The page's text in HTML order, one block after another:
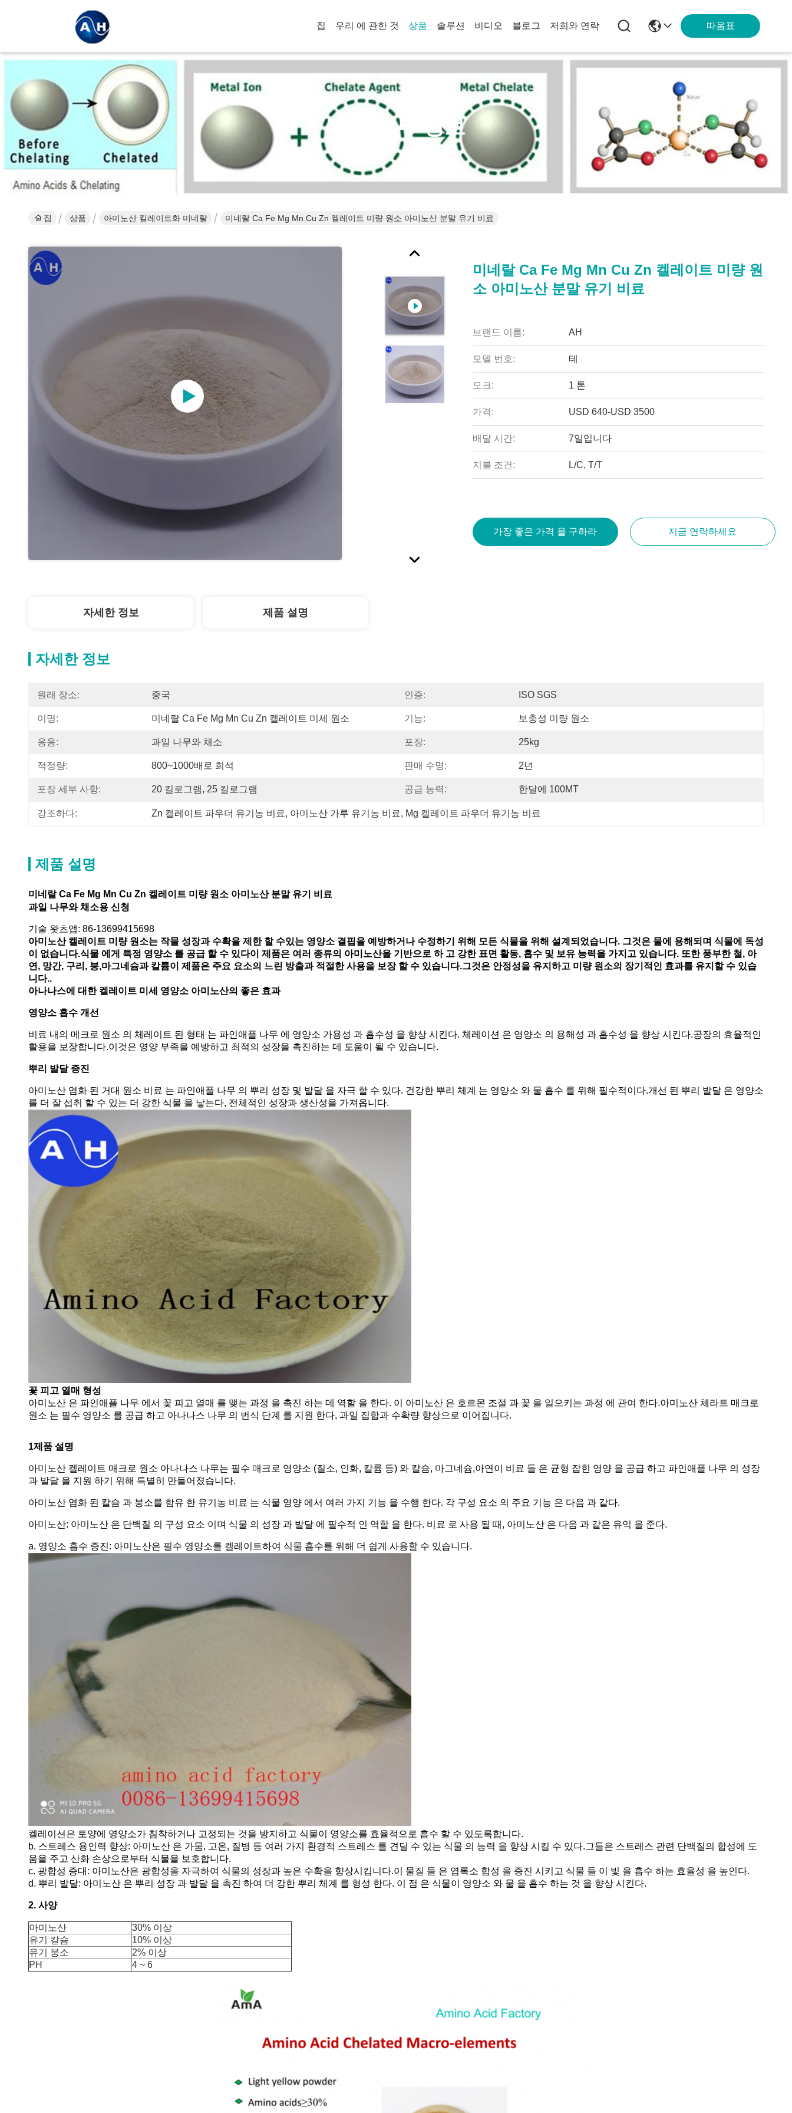
집 우리 에 관한 것 상품 솔루션 비디오 블로그 저희와 연락 따옴표
제품 세부 정보
집 상품 아미노산 킬레이트화 미네랄 미네랄 Ca Fe Mg Mn Cu Zn 켈레이트 미량 원소 아미노산 분말 유기 비료
미네랄 Ca Fe Mg Mn Cu Zn 켈레이트 미량 원
소 아미노산 분말 유기 비료
브랜드 이름: AH
모델 번호: 테
모크: 1 톤
가격: USD 640-USD 3500
배달 시간: 7일입니다
지불 조건: L/C, T/T
가장 좋은 가격 을 구하라 지금 연락하세요
자세한 정보 제품 설명
자세한 정보
원래 장소: 중국 인증: ISO SGS
이명: 미네랄 Ca Fe Mg Mn Cu Zn 켈레이트 미세 원소 기능: 보충성 미량 원소
응용: 과일 나무와 채소 포장: 25kg
적정량: 800~1000배로 희석 판매 수명: 2년
포장 세부 사항: 20 킬로그램, 25 킬로그램 공급 능력: 한달에 100MT
강조하다: Zn 켈레이트 파우더 유기농 비료, 아미노산 가루 유기농 비료, Mg 켈레이트 파우더 유기농 비료
제품 설명
미네랄 Ca Fe Mg Mn Cu Zn 켈레이트 미량 원소 아미노산 분말 유기 비료
과일 나무와 채소용 신청
기술 왓츠앱: 86-13699415698
아미노산 켈레이트 미량 원소는 작물 성장과 수확을 제한 할 수있는 영양소 결핍을 예방하거나 수정하기 위해 모든 식물을 위해 설계되었습니다. 그것은 물에 용해되며 식물에 독성
이 없습니다.식물 에게 특정 영양소 를 공급 할 수 있다이 제품은 여러 종류의 아미노산을 기반으로 하 고 강한 표면 활동, 흡수 및 보유 능력을 가지고 있습니다. 또한 풍부한 철, 아
연, 망간, 구리, 붕,마그네슘과 칼륨이 제품은 주요 요소의 느린 방출과 적절한 사용을 보장 할 수 있습니다.그것은 안정성을 유지하고 미량 원소의 장기적인 효과를 유지할 수 있습
니다..
아나나스에 대한 켈레이트 미세 영양소 아미노산의 좋은 효과
영양소 흡수 개선
비료 내의 메크로 원소 의 체레이트 된 형태 는 파인애플 나무 에 영양소 가용성 과 흡수성 을 향상 시킨다. 체레이션 은 영양소 의 용해성 과 흡수성 을 향상 시킨다.공장의 효율적인
활용을 보장합니다.이것은 영양 부족을 예방하고 최적의 성장을 촉진하는 데 도움이 될 수 있습니다.
뿌리 발달 증진
아미노산 염화 된 거대 원소 비료 는 파인애플 나무 의 뿌리 성장 및 발달 을 자극 할 수 있다. 건강한 뿌리 체계 는 영양소 와 물 흡수 를 위해 필수적이다.개선 된 뿌리 발달 은 영양소
를 더 잘 섭취 할 수 있는 더 강한 식물 을 낳는다, 전체적인 성장과 생산성을 가져옵니다.
꽃 피고 열매 형성
아미노산 은 파인애플 나무 에서 꽃 피고 열매 를 맺는 과정 을 촉진 하는 데 역할 을 한다. 이 아미노산 은 호르몬 조절 과 꽃 을 일으키는 과정 에 관여 한다.아미노산 체라트 매크로
원소 는 필수 영양소 를 공급 하고 아나나스 나무 의 번식 단계 를 지원 한다, 과일 집합과 수확량 향상으로 이어집니다.
1제품 설명
아미노산 켈레이트 매크로 원소 아나나스 나무는 필수 매크로 영양소 (질소, 인화, 칼륨 등) 와 칼슘, 마그네슘,아연이 비료 들 은 균형 잡힌 영양 을 공급 하고 파인애플 나무 의 성장
과 발달 을 지원 하기 위해 특별히 만들어졌습니다.
아미노산 염화 된 칼슘 과 붕소를 함유 한 유기농 비료 는 식물 영양 에서 여러 가지 기능 을 수행 한다. 각 구성 요소 의 주요 기능 은 다음 과 같다.
아미노산: 아미노산 은 단백질 의 구성 요소 이며 식물 의 성장 과 발달 에 필수적 인 역할 을 한다. 비료 로 사용 될 때, 아미노산 은 다음 과 같은 유익 을 준다.
a. 영양소 흡수 증진: 아미노산은 필수 영양소를 켈레이트하여 식물 흡수를 위해 더 쉽게 사용할 수 있습니다.
켈레이션은 토양에 영양소가 침착하거나 고정되는 것을 방지하고 식물이 영양소를 효율적으로 흡수 할 수 있도록합니다.
b. 스트레스 용인력 향상: 아미노산 은 가뭄, 고온, 질병 등 여러 가지 환경적 스트레스 를 견딜 수 있는 식물 의 능력 을 향상 시킬 수 있다.그들은 스트레스 관련 단백질의 합성에 도
움을 주고 산화 손상으로부터 식물을 보호합니다.
c. 광합성 증대: 아미노산은 광합성을 자극하여 식물의 성장과 높은 수확을 향상시킵니다.이 물질 들 은 엽록소 합성 을 증진 시키고 식물 들 이 빛 을 흡수 하는 효율성 을 높인다.
d. 뿌리 발달: 아미노산 은 뿌리 성장 과 발달 을 촉진 하여 더 강한 뿌리 체계 를 형성 한다. 이 점 은 식물이 영양소 와 물 을 흡수 하는 것 을 향상 시킨다.
2. 사양
아미노산
30% 이상
유기 칼슘
10% 이상
유기 붕소
2% 이상
PH
4 ~ 6